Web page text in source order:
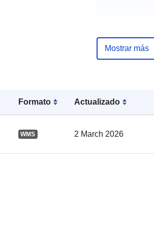
Formato Actualizado
WMS 2 March 2026
Espacial:
Mostrar más